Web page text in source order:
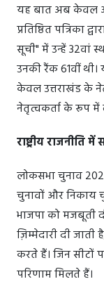
यह बात अब केवल
प्रतिष्ठित पत्रिका
सूची" में उन्हें 32वां
उनकी रैंक 61वीं
केवल उत्तराखंड के
नेतृत्वकर्ता के रूप में
राष्ट्रीय राजनीति
लोकसभा चुनाव
चुनावों और निकाय
भाजपा को मजबूती
ज़िम्मेदारी दी
करते हैं। जिन सीटों
परिणाम मिलते हैं।